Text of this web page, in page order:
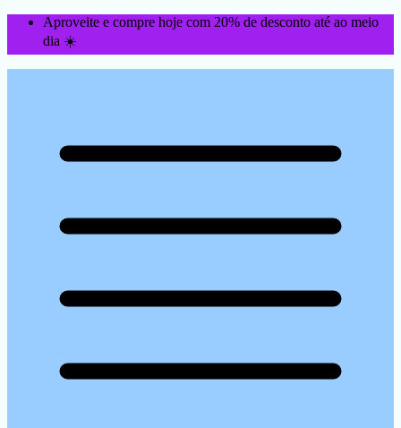
Aproveite e compre hoje com 20% de desconto até ao meio
dia ☀️